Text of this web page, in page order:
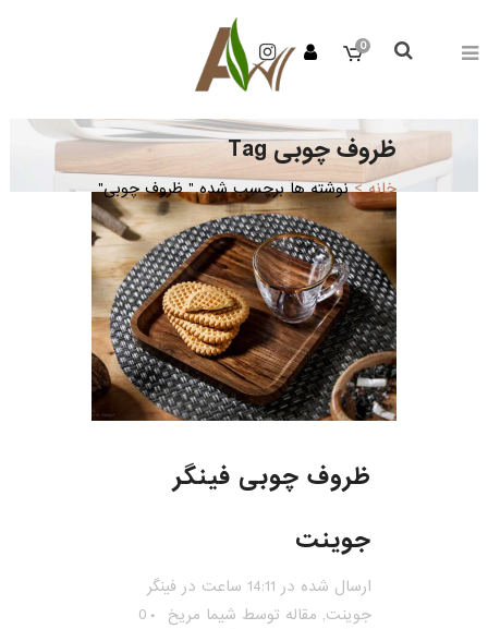
0
ظروف چوبی Tag
خانه>نوشته ها برچسب شده " ظروف چوبی"
ظروف چوبی فینگر
جوینت
ارسال شده در 14:11 ساعت در فینگر
جوینت, مقاله توسط شیما مریخ
0